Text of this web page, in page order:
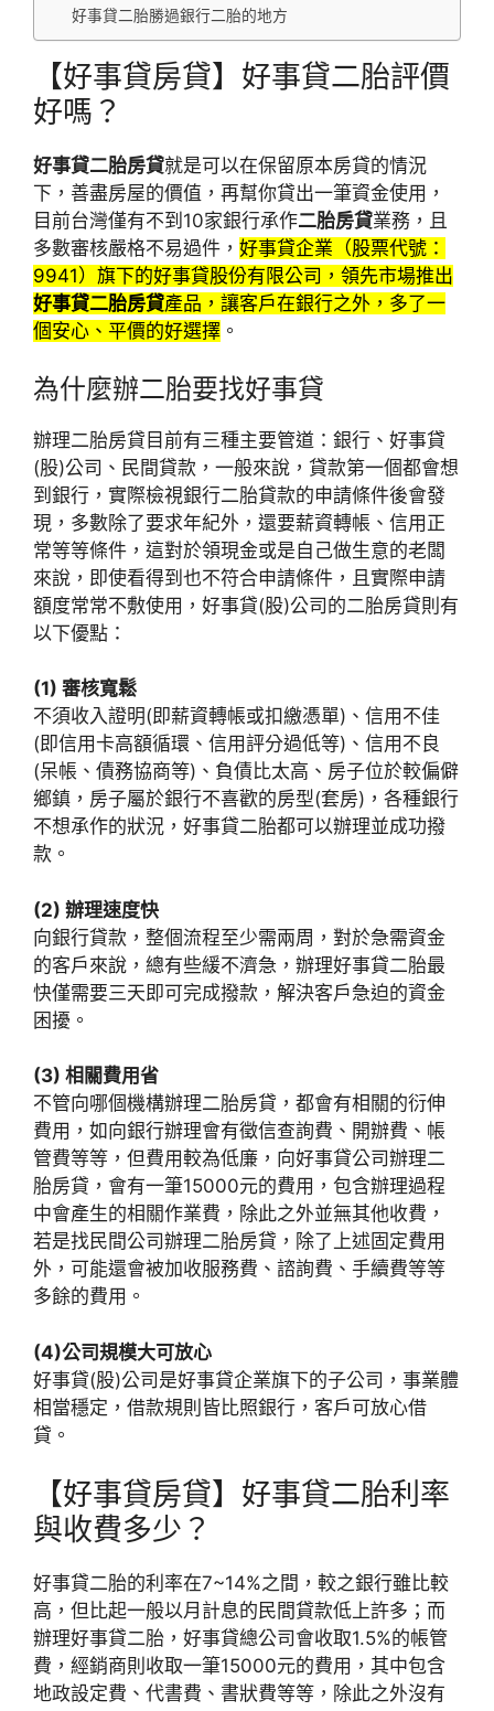
好事貸二胎勝過銀行二胎的地方
【好事貸房貸】好事貸二胎評價
好嗎？
好事貸二胎房貸就是可以在保留原本房貸的情況
下，善盡房屋的價值，再幫你貸出一筆資金使用，
目前台灣僅有不到10家銀行承作二胎房貸業務，且
多數審核嚴格不易過件， 好事貸企業（股票代號：
9941）旗下的好事貸股份有限公司，領先市場推出
好事貸二胎房貸產品，讓客戶在銀行之外，多了一
個安心、平價的好選擇 。
為什麼辦二胎要找好事貸
辦理二胎房貸目前有三種主要管道：銀行、好事貸
(股)公司、民間貸款，一般來說，貸款第一個都會想
到銀行，實際檢視銀行二胎貸款的申請條件後會發
現，多數除了要求年紀外，還要薪資轉帳、信用正
常等等條件，這對於領現金或是自己做生意的老闆
來說，即使看得到也不符合申請條件，且實際申請
額度常常不敷使用，好事貸(股)公司的二胎房貸則有
以下優點：
(1) 審核寬鬆
不須收入證明(即薪資轉帳或扣繳憑單)、信用不佳
(即信用卡高額循環、信用評分過低等)、信用不良
(呆帳、債務協商等)、負債比太高、房子位於較偏僻
鄉鎮，房子屬於銀行不喜歡的房型(套房)，各種銀行
不想承作的狀況，好事貸二胎都可以辦理並成功撥
款。
(2) 辦理速度快
向銀行貸款，整個流程至少需兩周，對於急需資金
的客戶來說，總有些緩不濟急，辦理好事貸二胎最
快僅需要三天即可完成撥款，解決客戶急迫的資金
困擾。
(3) 相關費用省
不管向哪個機構辦理二胎房貸，都會有相關的衍伸
費用，如向銀行辦理會有徵信查詢費、開辦費、帳
管費等等，但費用較為低廉，向好事貸公司辦理二
胎房貸，會有一筆15000元的費用，包含辦理過程
中會產生的相關作業費，除此之外並無其他收費，
若是找民間公司辦理二胎房貸，除了上述固定費用
外，可能還會被加收服務費、諮詢費、手續費等等
多餘的費用。
(4)公司規模大可放心
好事貸(股)公司是好事貸企業旗下的子公司，事業體
相當穩定，借款規則皆比照銀行，客戶可放心借
貸。
【好事貸房貸】好事貸二胎利率
與收費多少？
好事貸二胎的利率在7~14%之間，較之銀行雖比較
高，但比起一般以月計息的民間貸款低上許多；而
辦理好事貸二胎，好事貸總公司會收取1.5%的帳管
費，經銷商則收取一筆15000元的費用，其中包含
地政設定費、代書費、書狀費等等，除此之外沒有